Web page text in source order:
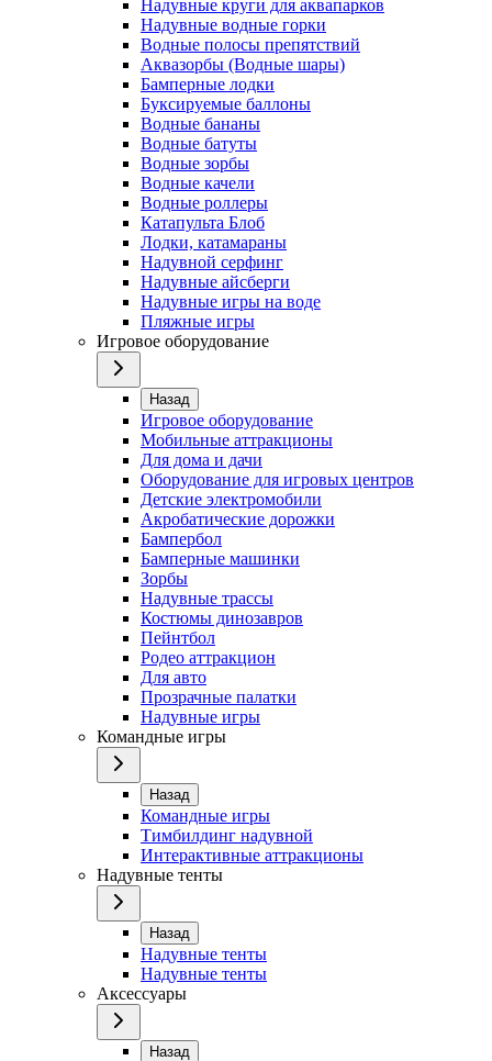
Надувные круги для аквапарков
Надувные водные горки
Водные полосы препятствий
Аквазорбы (Водные шары)
Бамперные лодки
Буксируемые баллоны
Водные бананы
Водные батуты
Водные зорбы
Водные качели
Водные роллеры
Катапульта Блоб
Лодки, катамараны
Надувной серфинг
Надувные айсберги
Надувные игры на воде
Пляжные игры
Игровое оборудование
Назад
Игровое оборудование
Мобильные аттракционы
Для дома и дачи
Оборудование для игровых центров
Детские электромобили
Акробатические дорожки
Бампербол
Бамперные машинки
Зорбы
Надувные трассы
Костюмы динозавров
Пейнтбол
Родео аттракцион
Для авто
Прозрачные палатки
Надувные игры
Командные игры
Назад
Командные игры
Тимбилдинг надувной
Интерактивные аттракционы
Надувные тенты
Назад
Надувные тенты
Надувные тенты
Аксессуары
Назад